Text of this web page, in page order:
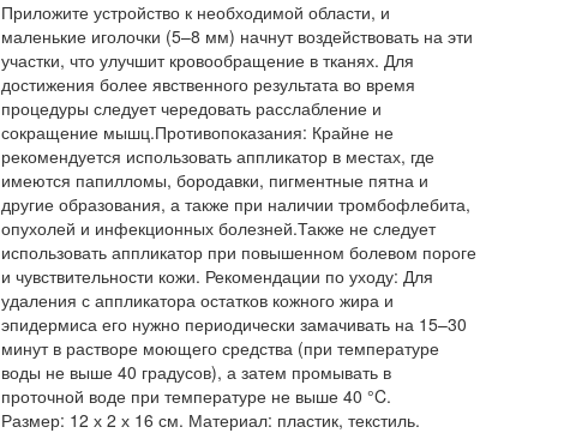
Приложите устройство к необходимой области, и
маленькие иголочки (5–8 мм) начнут воздействовать на эти
участки, что улучшит кровообращение в тканях. Для
достижения более явственного результата во время
процедуры следует чередовать расслабление и
сокращение мышц.Противопоказания: Крайне не
рекомендуется использовать аппликатор в местах, где
имеются папилломы, бородавки, пигментные пятна и
другие образования, а также при наличии тромбофлебита,
опухолей и инфекционных болезней.Также не следует
использовать аппликатор при повышенном болевом пороге
и чувствительности кожи. Рекомендации по уходу: Для
удаления с аппликатора остатков кожного жира и
эпидермиса его нужно периодически замачивать на 15–30
минут в растворе моющего средства (при температуре
воды не выше 40 градусов), а затем промывать в
проточной воде при температуре не выше 40 °C.
Размер: 12 х 2 х 16 см. Материал: пластик, текстиль.